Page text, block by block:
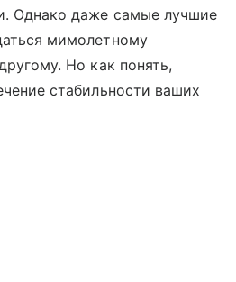
Однако даже самые лучшие
мимолетному
Но как понять,
стабильности ваших